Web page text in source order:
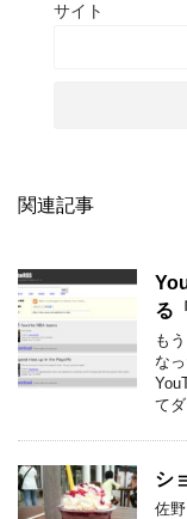
サイト
関連記事
る
も
な
て
シ
佐